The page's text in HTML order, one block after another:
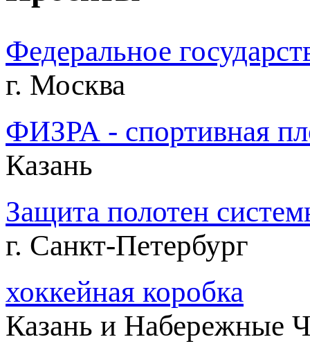
Федеральное
г. Москва
ФИЗРА - спортивная
Казань
Защита полотен
г. Санкт-Петербург
хоккейная коробка
Казань и Набережные